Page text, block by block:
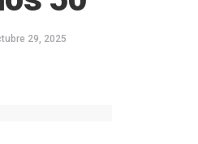
29, 2025